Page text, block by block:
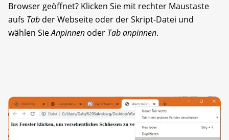
Browser geöffnet? Klicken Sie mit rechter Maustaste
aufs Tab der Webseite oder der Skript-Datei und
wählen SieAnpinnen oder Tab anpinnen.